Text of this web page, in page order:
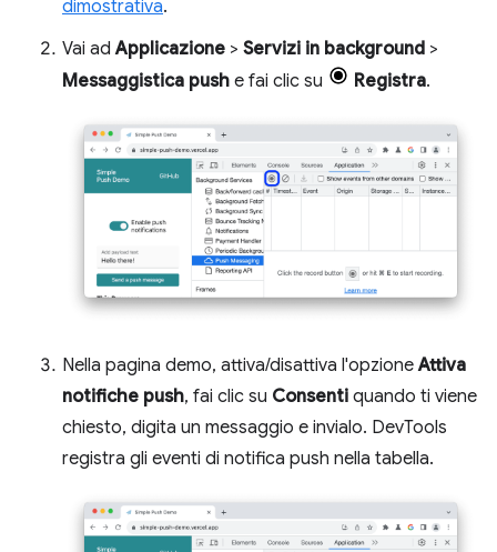
dimostrativa.
Vai adApplicazione > Servizi in background >
Messaggistica push e fai clic su Registra.
Nella pagina demo, attiva/disattiva l'opzioneAttiva
notifiche push, fai clic su Consenti quando ti viene
chiesto, digita un messaggio e invialo. DevTools
registra gli eventi di notifica push nella tabella.